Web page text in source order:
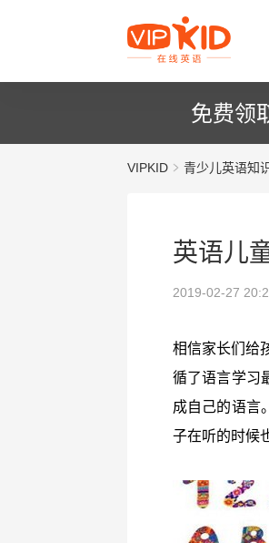
免费领
VIPKID 青少儿英语知
英语儿
2019-02-27
相信家长们给
循了语言学习
成自己的语言
子在听的时候